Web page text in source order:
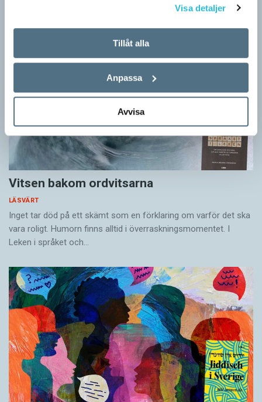
Visa detaljer
Tillåt alla
Anpassa
Avvisa
Vitsen bakom ordvitsarna
LÄSVÄRT
Inget tar död på ett skämt som en förklaring om varför det ska
vara roligt. Humorn finns alltid i överrask­ningsmomentet. I
Leken i språket och…